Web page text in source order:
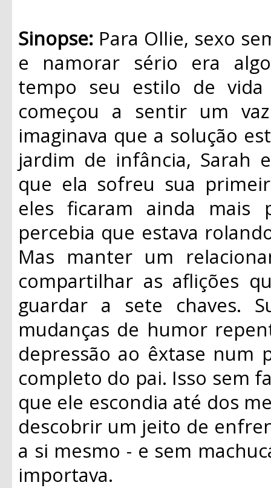
Sinopse: Para Ollie, sexo
e namorar sério era
tempo seu estilo de vida
começou a sentir um
imaginava que a solução
jardim de infância, Sarah
que ela sofreu sua
eles ficaram ainda
percebia que estava
Mas manter um
compartilhar as aflições
guardar a sete chaves.
mudanças de humor
depressão ao êxtase num
completo do pai. Isso sem
que ele escondia até dos
descobrir um jeito de
a si mesmo - e sem
importava.